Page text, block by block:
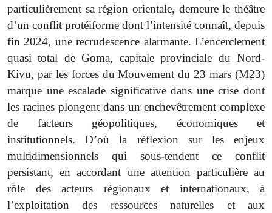
particulièrement sa région orientale, demeure le théâtre
d’un conflit protéiforme dont l’intensité connaît, depuis
fin 2024, une recrudescence alarmante. L’encerclement
quasi total de Goma, capitale provinciale du Nord-
Kivu, par les forces du Mouvement du 23 mars (M23)
marque une escalade significative dans une crise dont
les racines plongent dans un enchevêtrement complexe
de facteurs géopolitiques, économiques et
institutionnels. D’où la réflexion sur les enjeux
multidimensionnels qui sous-tendent ce conflit
persistant, en accordant une attention particulière au
rôle des acteurs régionaux et internationaux, à
l’exploitation des ressources naturelles et aux